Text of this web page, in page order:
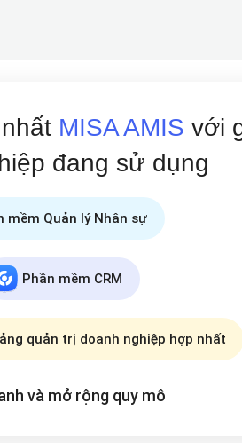
MISA AMIS với
đang sử dụng
mềm Quản lý Nhân sự
Phần mềm CRM
quản trị doanh nghiệp hợp nhất
và mở rộng quy mô